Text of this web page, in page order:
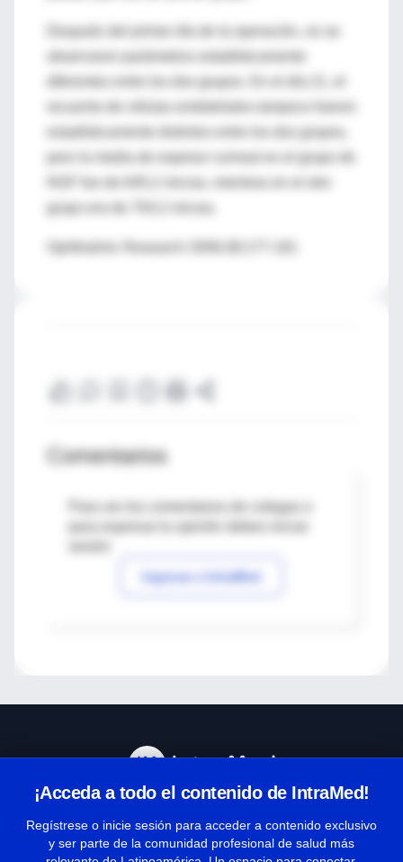
diferentes entre los dos grupos. En el día 21, el
recuento de células endoteliales tampoco fueron
estadísticamente distintos entre los dos grupos,
pero la media de espesor corneal en el grupo de
grupo era de 704,2 micras.
Comentarios
Para ver los comentarios de colegas o
Ingresar a IntraMed
¡Acceda a todo el contenido de IntraMed!
Regístrese o inicie sesión para acceder a contenido exclusivo
y ser parte de la comunidad profesional de salud más